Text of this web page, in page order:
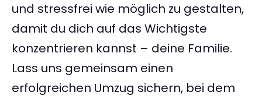
und stressfrei wie möglich zu gestalten,
damit du dich auf das Wichtigste
konzentrieren kannst – deine Familie.
Lass uns gemeinsam einen
erfolgreichen Umzug sichern, bei dem